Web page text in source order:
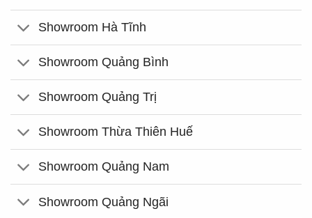
Showroom Hà Tĩnh
Showroom Quảng Bình
Showroom Quảng Trị
Showroom Thừa Thiên Huế
Showroom Quảng Nam
Showroom Quảng Ngãi